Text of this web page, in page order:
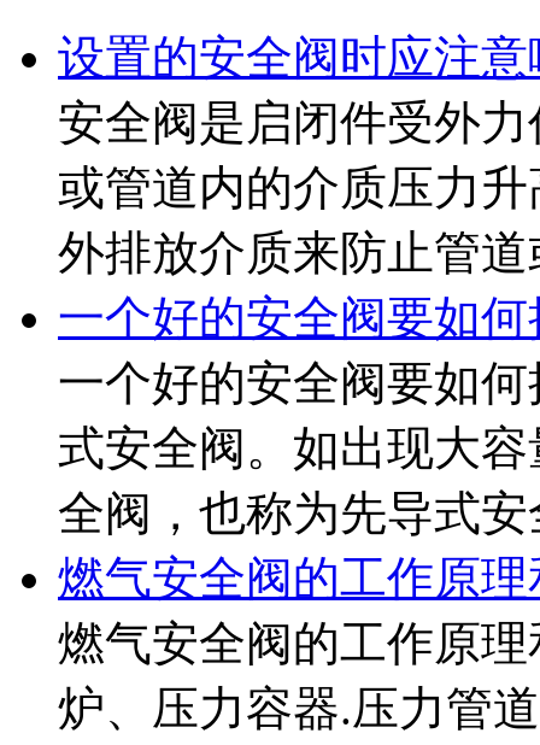
设置的安全阀时应注
安全阀是启闭件受外
或管道内的介质压力
外排放介质来防止管
一个好的安全阀要如
一个好的安全阀要如
式安全阀。如出现大
全阀，也称为先导式
燃气安全阀的工作原
燃气安全阀的工作原
炉、压力容器.压力管